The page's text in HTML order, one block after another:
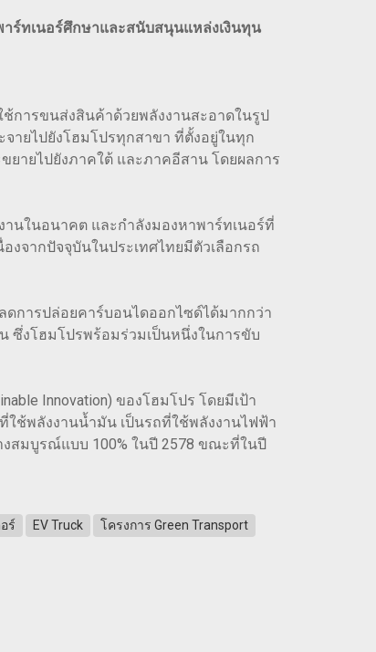
าร์ทเนอร์ศึกษาและสนับสนุนแหล่งเงินทุน
ช้การขนส่งสินค้าด้วยพลังงานสะอาดในรูป
ายไปยังโฮมโปรทุกสาขา ที่ตั้งอยู่ในทุก
ขยายไปยังภาคใต้ และภาคอีสาน โดยผลการ
นในอนาคต และกำลังมองหาพาร์ทเนอร์ที่
งจากปัจจุบันในประเทศไทยมีตัวเลือกรถ
ดการปล่อยคาร์บอนไดออกไซด์ได้มากกว่า
ซึ่งโฮมโปรพร้อมร่วมเป็นหนึ่งในการขับ
Innovation) ของโฮมโปร โดยมีเป้า
ใช้พลังงานน้ำมัน เป็นรถที่ใช้พลังงานไฟฟ้า
งสมบูรณ์แบบ 100% ในปี 2578 ขณะที่ในปี
ร์ EV Truck โครงการ Green Transport